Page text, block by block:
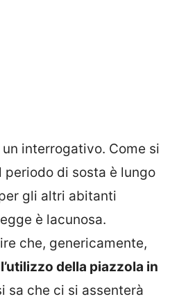
interrogativo. Come si
di sosta è lungo
gli altri abitanti
è lacunosa.
che, genericamente,
della piazzola in
sa che ci si assenterà